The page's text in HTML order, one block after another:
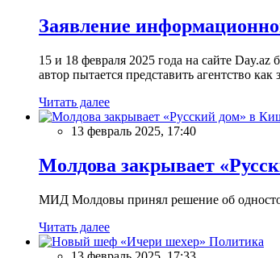
Заявление
15 и 18 февраля 2025 года на сайте
автор пытается представить агентство
Читать далее
13 февраль 2025, 17:40
Молдова закрывает
МИД Молдовы принял решение об
Читать далее
Политика